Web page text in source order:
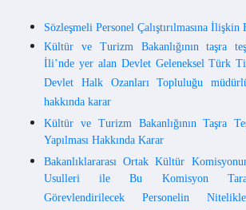
Sözleşmeli Personel Çalıştırılmasına İlişkin
Kültür ve Turizm Bakanlığının taşra
İli’nde yer alan Devlet Geleneksel Türk
Devlet Halk Ozanları Topluluğu
hakkında karar
Kültür ve Turizm Bakanlığının Taşra
Yapılması Hakkında Karar
Bakanlıklararası Ortak Kültür
Usulleri ile Bu Komisyon
Görevlendirilecek Personelin